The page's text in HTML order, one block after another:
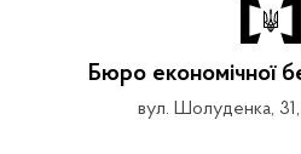
Бюро економічної
вул. Шолуденка, 31,